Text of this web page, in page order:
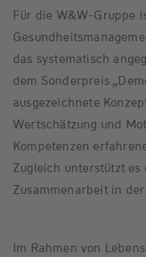
Für die W&W-Gruppe
das systematisch
dem Sonderpreis
ausgezeichnete
Wertschätzung und
Kompetenzen
Zugleich unterstützt
Zusammenarbeit in
Im Rahmen von